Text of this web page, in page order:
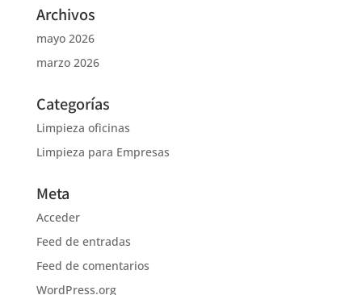
Archivos
mayo 2026
marzo 2026
Categorías
Limpieza oficinas
Limpieza para Empresas
Meta
Acceder
Feed de entradas
Feed de comentarios
WordPress.org